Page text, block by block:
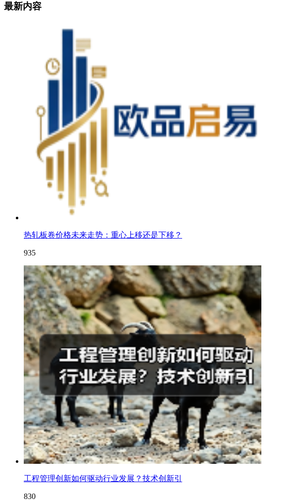
最新内容
热轧板卷价格未来走势：重心上移还是下移？
935
工程管理创新如何驱动行业发展？技术创新引
830